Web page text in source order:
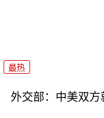
最热
外交部：中美双